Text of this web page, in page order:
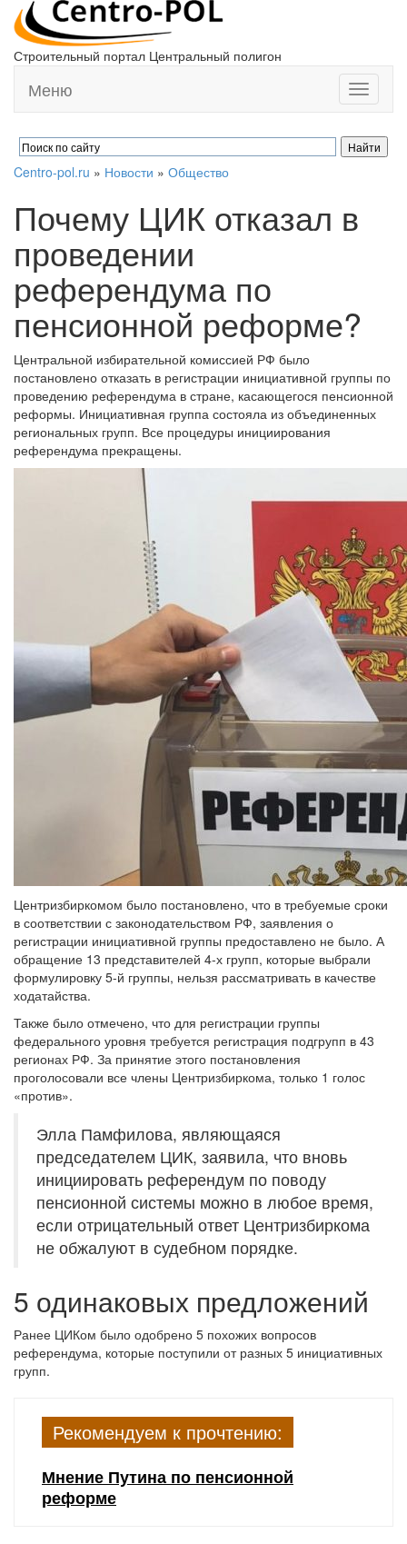
Строительный портал Центральный полигон
Toggle
Меню
Centro-pol.ru » Новости » Общество
Почему ЦИК отказал в
проведении
референдума по
пенсионной реформе?
Центральной избирательной комиссией РФ было
постановлено отказать в регистрации инициативной группы по
проведению референдума в стране, касающегося пенсионной
реформы. Инициативная группа состояла из объединенных
региональных групп. Все процедуры инициирования
референдума прекращены.
Центризбиркомом было постановлено, что в требуемые сроки
в соответствии с законодательством РФ, заявления о
регистрации инициативной группы предоставлено не было. А
обращение 13 представителей 4-х групп, которые выбрали
формулировку 5-й группы, нельзя рассматривать в качестве
ходатайства.
Также было отмечено, что для регистрации группы
федерального уровня требуется регистрация подгрупп в 43
регионах РФ. За принятие этого постановления
проголосовали все члены Центризбиркома, только 1 голос
«против».
Элла Памфилова, являющаяся
председателем ЦИК, заявила, что вновь
инициировать референдум по поводу
пенсионной системы можно в любое время,
если отрицательный ответ Центризбиркома
не обжалуют в судебном порядке.
5 одинаковых предложений
Ранее ЦИКом было одобрено 5 похожих вопросов
референдума, которые поступили от разных 5 инициативных
групп.
Рекомендуем к прочтению:
Мнение Путина по пенсионной
реформе